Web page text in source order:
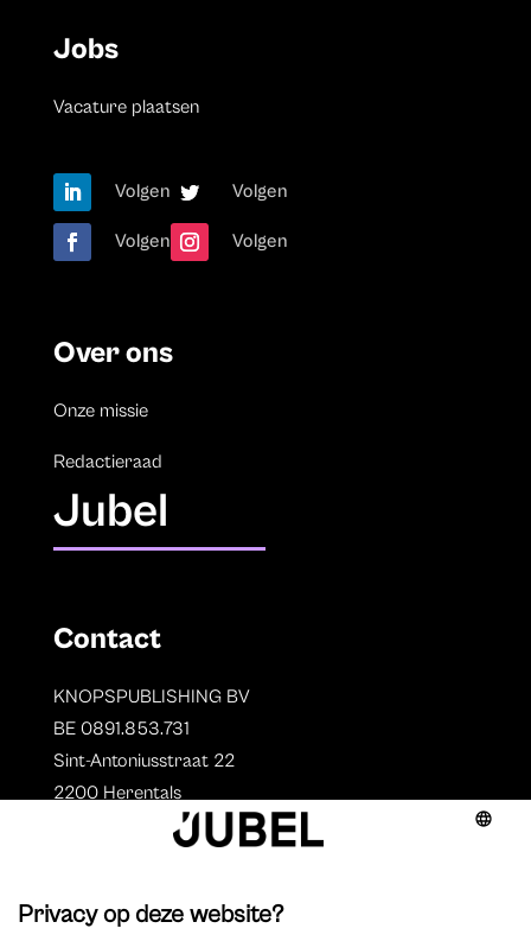
Jobs
Vacature plaatsen
Volgen Volgen
Volgen Volgen
Over ons
Onze missie
Redactieraad
Jubel
Contact
KNOPSPUBLISHING BV
BE 0891.853.731
Sint-Antoniusstraat 22
2200 Herentals
Auteurs